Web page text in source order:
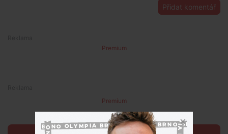
Přidat komentář
Premium
Premium